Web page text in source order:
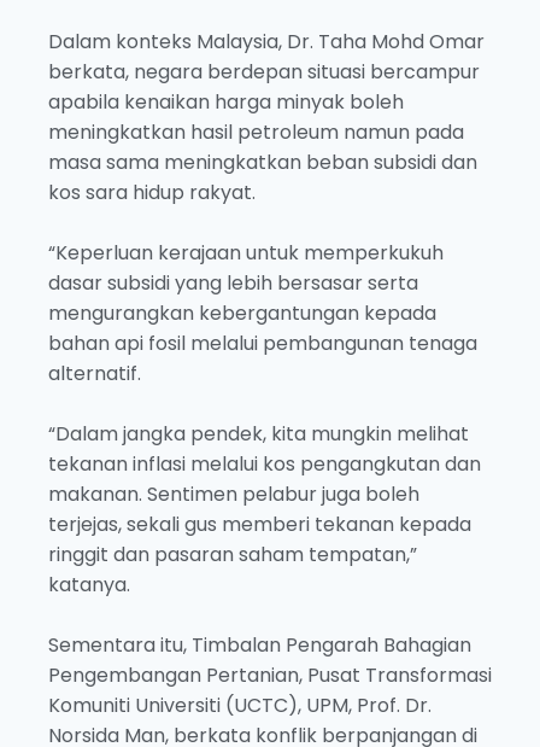
Dalam konteks Malaysia, Dr. Taha Mohd Omar
berkata, negara berdepan situasi bercampur
apabila kenaikan harga minyak boleh
meningkatkan hasil petroleum namun pada
masa sama meningkatkan beban subsidi dan
kos sara hidup rakyat.
“Keperluan kerajaan untuk memperkukuh
dasar subsidi yang lebih bersasar serta
mengurangkan kebergantungan kepada
bahan api fosil melalui pembangunan tenaga
alternatif.
“Dalam jangka pendek, kita mungkin melihat
tekanan inflasi melalui kos pengangkutan dan
makanan. Sentimen pelabur juga boleh
terjejas, sekali gus memberi tekanan kepada
ringgit dan pasaran saham tempatan,”
katanya.
Sementara itu, Timbalan Pengarah Bahagian
Pengembangan Pertanian, Pusat Transformasi
Komuniti Universiti (UCTC), UPM, Prof. Dr.
Norsida Man, berkata konflik berpanjangan di